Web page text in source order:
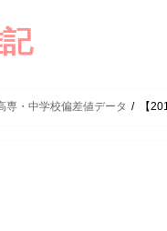
専・中学校偏差値データ 【